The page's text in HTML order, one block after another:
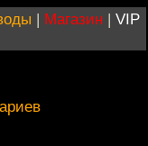
| Магазин | VIP